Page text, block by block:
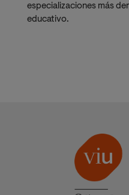
especializaciones más
educativo.